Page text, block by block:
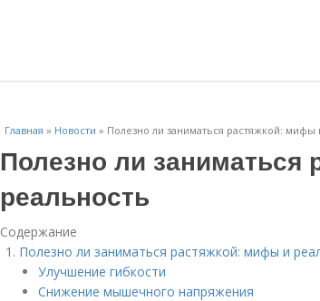
Главная » Новости » Полезно ли заниматься растяжкой: мифы
Полезно ли
реальность
Содержание
Полезно ли заниматься растяжкой: мифы и
Улучшение гибкости
Снижение мышечного напряжения